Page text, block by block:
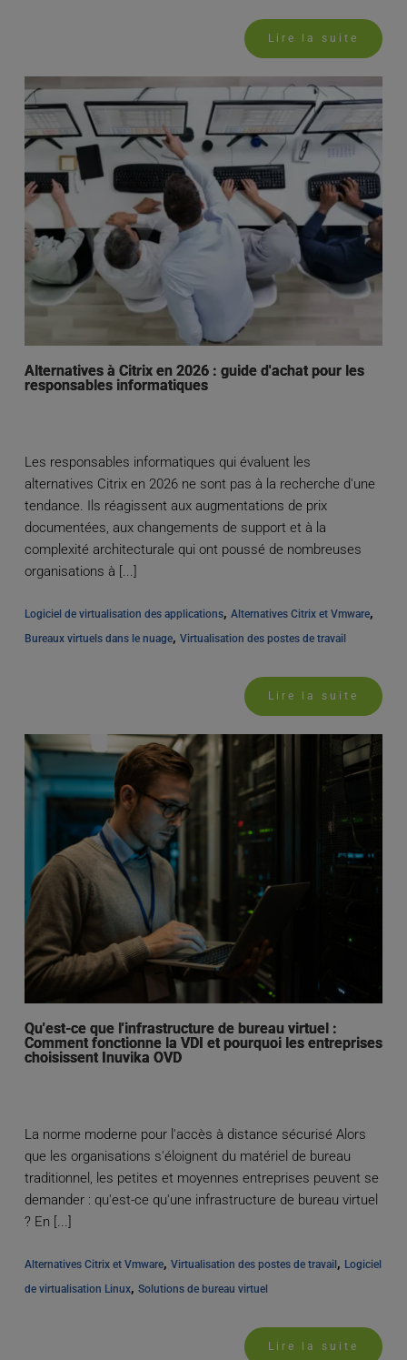
Lire la suite
Alternatives à Citrix en 2026 : guide d'achat pour les
responsables informatiques
Les responsables informatiques qui évaluent les
alternatives Citrix en 2026 ne sont pas à la recherche d'une
tendance. Ils réagissent aux augmentations de prix
documentées, aux changements de support et à la
complexité architecturale qui ont poussé de nombreuses
organisations à [...]
Logiciel de virtualisation des applications, Alternatives Citrix et Vmware
Bureaux virtuels dans le nuage, Virtualisation des postes de travail
Lire la suite
Qu'est-ce que l'infrastructure de bureau virtuel :
Comment fonctionne la VDI et pourquoi les entreprises
choisissent Inuvika OVD
La norme moderne pour l'accès à distance sécurisé Alors
que les organisations s'éloignent du matériel de bureau
traditionnel, les petites et moyennes entreprises peuvent se
demander : qu'est-ce qu'une infrastructure de bureau virtuel
? En [...]
Alternatives Citrix et Vmware, Virtualisation des postes de travail, Logiciel
de virtualisation Linux, Solutions de bureau virtuel
Lire la suite